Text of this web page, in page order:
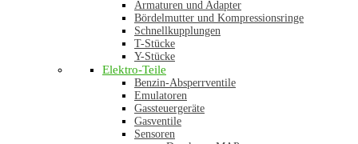
Armaturen und Adapter
Bördelmutter und Kompressionsringe
Schnellkupplungen
T-Stücke
Y-Stücke
Elektro-Teile
Benzin-Absperrventile
Emulatoren
Gassteuergeräte
Gasventile
Sensoren